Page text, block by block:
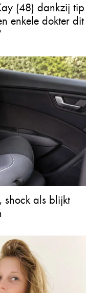
(48) dankzij tip
enkele dokter dit
shock als blijkt